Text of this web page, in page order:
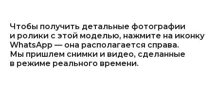
Чтобы получить детальные фотографии
и ролики с этой моделью, нажмите на иконку
WhatsApp — она располагается справа.
Мы пришлем снимки и видео, сделанные
в режиме реального времени.